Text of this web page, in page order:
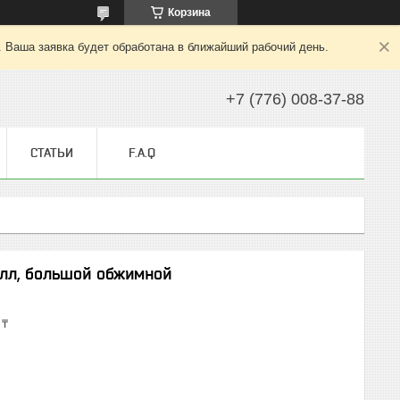
Корзина
заявка будет обработана в ближайший рабочий день.
+7 (776) 008-37-88
СТАТЬИ F.A.Q
большой обжимной